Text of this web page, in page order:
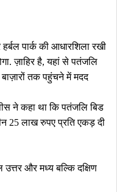
पार्क की आधारशिला रखी
ज़ाहिर है, यहां से पतंजलि
तक पहुंचने में मदद
ने कहा था कि पतंजलि बिड
25 लाख रुपए प्रति एकड़ दी
और मध्य बल्कि दक्षिण